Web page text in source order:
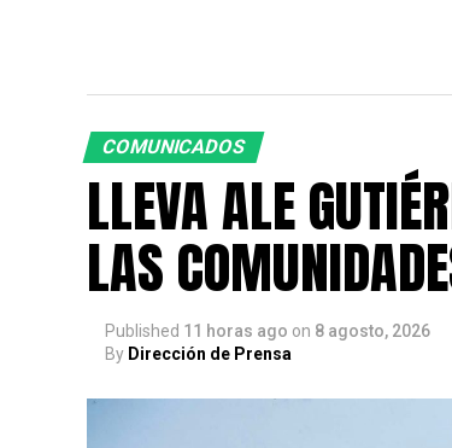
COMUNICADOS
LLEVA ALE
LAS
Published 11 horas ago on 8 agosto, 2026
By Dirección de Prensa